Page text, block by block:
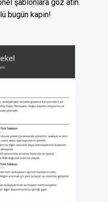
şablonlara göz atın.
bugün kapın!